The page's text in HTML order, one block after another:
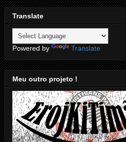
Translate
Powered by Translate
Meu outro projeto !